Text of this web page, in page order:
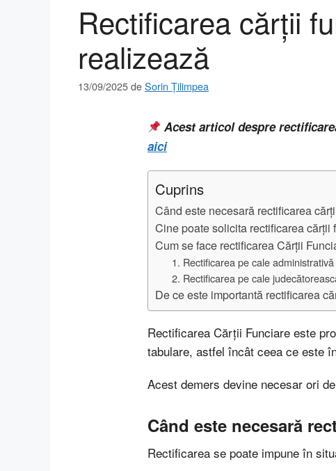
Rectificarea cărții
realizează
13/09/2025deSorin Țilimpea
Acest articol despre
aici
Cuprins
Când este necesară rectificarea
Cine poate solicita rectificarea cărții
Cum se face rectificarea Cărții
1. Rectificarea pe cale administrativă
2. Rectificarea pe cale
De ce este importantă rectificarea
Rectificarea Cărții Funciare este
tabulare, astfel încât ceea ce este
Acest demers devine necesar ori
Când este necesară
Rectificarea se poate impune în